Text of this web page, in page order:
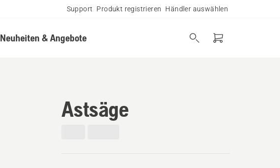
Support Produkt registrieren Händler auswählen
Neuheiten & Angebote
Astsäge